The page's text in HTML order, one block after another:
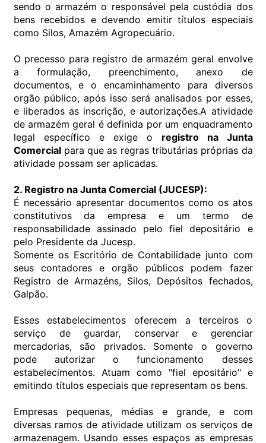
sendo o armazém o responsável pela custódia dos
bens recebidos e devendo emitir títulos especiais
como Silos, Amazém Agropecuário.
O precesso para registro de armazém geral envolve
a formulação, preenchimento, anexo de
documentos, e o encaminhamento para diversos
orgão público, após isso será analisados por esses,
e liberados as inscrição, e autorizações.A atividade
de armazém geral é definida por um enquadramento
legal específico e exige o registro na Junta
Comercialpara que as regras tributárias próprias da
atividade possam ser aplicadas.
2. Registro na Junta Comercial (JUCESP):
É necessário apresentar documentos como os atos
constitutivos da empresa e um termo de
responsabilidade assinado pelo fiel depositário e
pelo Presidente da Jucesp.
Somente os Escritório de Contabilidade junto com
seus contadores e orgão públicos podem fazer
Registro de Armazéns, Silos, Depósitos fechados,
Galpão.
Esses estabelecimentos oferecem a terceiros o
serviço de guardar, conservar e gerenciar
mercadorias, são privados. Somente o governo
pode autorizar o funcionamento desses
estabelecimentos. Atuam como "fiel epositário" e
emitindo títulos especiais que representam os bens.
Empresas pequenas, médias e grande, e com
diversas ramos de atividade utilizam os serviços de
armazenagem. Usando esses espaços as empresas